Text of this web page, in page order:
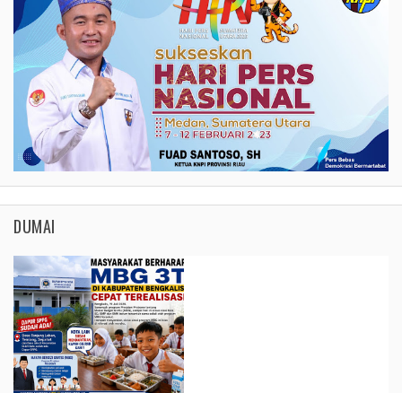
DUMAI